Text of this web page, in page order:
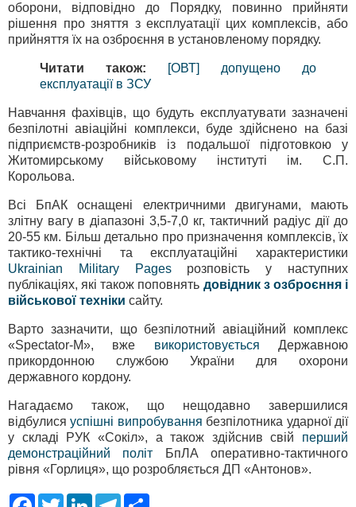
оборони, відповідно до Порядку, повинно прийняти
рішення про зняття з експлуатації цих комплексів, або
прийняття їх на озброєння в установленому порядку.
Читати також:
[ОВТ] допущено до
експлуатації в ЗСУ
Навчання фахівців, що будуть експлуатувати зазначені
безпілотні авіаційні комплекси, буде здійснено на базі
підприємств-розробників із подальшої підготовкою у
Житомирському військовому інституті ім. С.П.
Корольова.
Всі БпАК оснащені електричними двигунами, мають
злітну вагу в діапазоні 3,5-7,0 кг, тактичний радіус дії до
20-55 км. Більш детально про призначення комплексів, їх
тактико-технічні та експлуатаційні характеристики
Ukrainian Military Pagesрозповість у наступних
публікаціях, які також поповнять довідник з озброєння і
військової техніки сайту.
Варто зазначити, що безпілотний авіаційний комплекс
«Spectator-M», вже використовується Державною
прикордонною службою України для охорони
державного кордону.
Нагадаємо також, що нещодавно завершилися
відбулисяуспішні випробування безпілотника ударної дії
у складі РУК «Сокіл», а також здійснив свій перший
демонстраційний політ БпЛА оперативно-тактичного
рівня «Горлиця», що розробляється ДП «Антонов».
F
T
L
T